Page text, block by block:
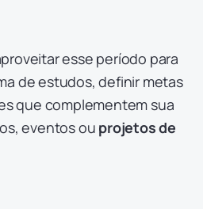
esse período para
de estudos, definir metas
que complementem sua
eventos ou projetos de